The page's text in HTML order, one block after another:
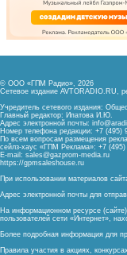
© ООО «ГПМ Радио», 2026
Сетевое издание AVTORADIO.RU,
Учредитель сетевого издания:
Главный редактор: Ипатова И.Ю.
Адрес электронной почты:
Номер телефона редакции: +7 (495)
По всем вопросам размещения
сейлз-хаус «ГПМ Реклама»: +7 (495)
E-mail: sales@gazprom-media.ru
https://gpmsaleshouse.ru
При использовании материалов
Адрес электронной почты для
На информационном ресурсе
пользователей сети «Интернет»,
Более подробная информация для
Правила участия в акциях,